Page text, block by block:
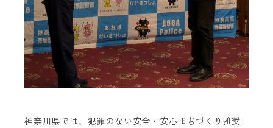
神奈川県では、犯罪のない安全・安心まちづくり推奨